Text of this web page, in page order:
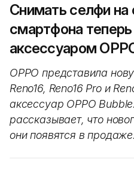
Снимать селфи
смартфона
аксессуаром
OPPO представила
Reno16, Reno16 Pro и
аксессуар OPPO
рассказывает, что
они появятся в продаже.